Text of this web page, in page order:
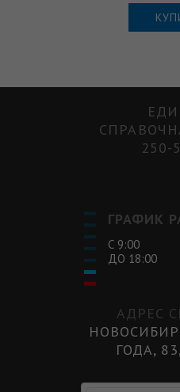
250-
ГРАФИК
С 9:00
ДО 18:00
АДРЕС
ГОДА,